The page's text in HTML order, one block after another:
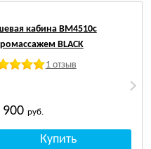
кабина BM4510с
BLACK
1 отзыв
900 руб.